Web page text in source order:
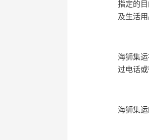
指定的
及生活用
海狮集
过电话
海狮集